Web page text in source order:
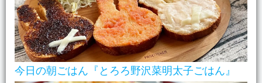
今日の朝ごはん『とろろ野沢菜明太子ごはん』